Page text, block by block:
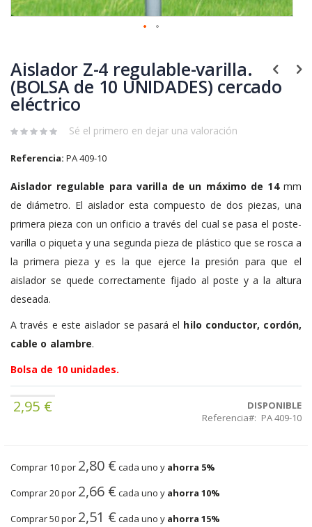
comienzo
de
la
galería
imágenes
Aislador Z-4 regulable-varilla.
(BOLSA de 10 UNIDADES) cercado
eléctrico
Sé el primero en dejar una valoración
Referencia: PA 409-10
Aislador regulable para varilla de un máximo de 14mm
de diámetro. El aislador esta compuesto de dos piezas, una
primera pieza con un orificio a través del cual se pasa el poste-
varilla o piqueta y una segunda pieza de plástico que se rosca a
la primera pieza y es la que ejerce la presión para que el
aislador se quede correctamente fijado al poste y a la altura
deseada.
A través e este aislador se pasará el hilo conductor, cordón,
cable o alambre.
Bolsa de 10 unidades.
2,95 €
DISPONIBLE
Referencia
PA 409-10
Comprar 10 por 2,80 € cada uno y ahorra 5%
Comprar 20 por 2,66 € cada uno y ahorra 10%
Comprar 50 por 2,51 € cada uno y ahorra 15%